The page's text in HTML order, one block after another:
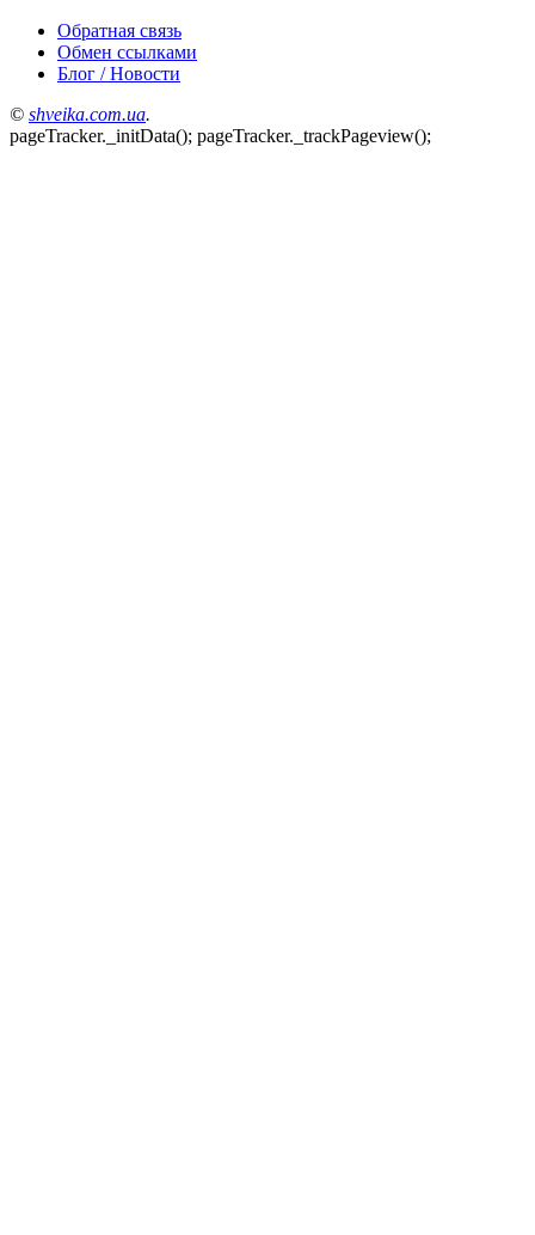
Обратная связь
Обмен ссылками
Блог / Новости
© shveika.сom.ua.
pageTracker._initData(); pageTracker._trackPageview();